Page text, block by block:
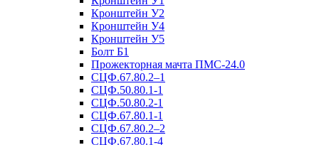
Кронштейн У2
Кронштейн У4
Кронштейн У5
Болт Б1
Прожекторная мачта ПМС-24.0
СЦФ.67.80.2–1
СЦФ.50.80.1-1
СЦФ.50.80.2-1
СЦФ.67.80.1-1
СЦФ.67.80.2–2
СЦФ.67.80.1-4